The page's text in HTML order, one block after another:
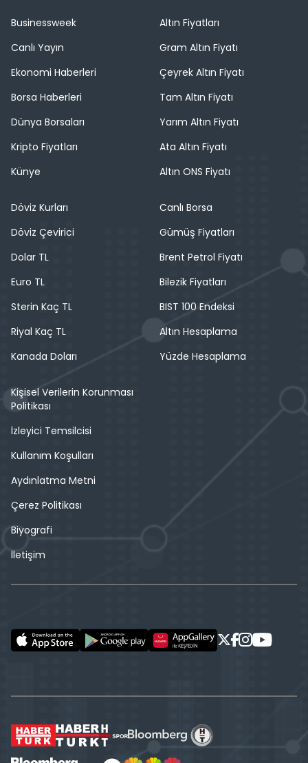
Businessweek
Canlı Yayın
Ekonomi Haberleri
Borsa Haberleri
Dünya Borsaları
Kripto Fiyatları
Künye
Altın Fiyatları
Gram Altın Fiyatı
Çeyrek Altın Fiyatı
Tam Altın Fiyatı
Yarım Altın Fiyatı
Ata Altın Fiyatı
Altın ONS Fiyatı
Döviz Kurları
Döviz Çevirici
Dolar TL
Euro TL
Sterin Kaç TL
Riyal Kaç TL
Kanada Doları
Canlı Borsa
Gümüş Fiyatları
Brent Petrol Fiyatı
Bilezik Fiyatları
BIST 100 Endeksi
Altın Hesaplama
Yüzde Hesaplama
Kişisel Verilerin Korunması
Politikası
İzleyici Temsilcisi
Kullanım Koşulları
Aydınlatma Metni
Çerez Politikası
Biyografi
İletişim